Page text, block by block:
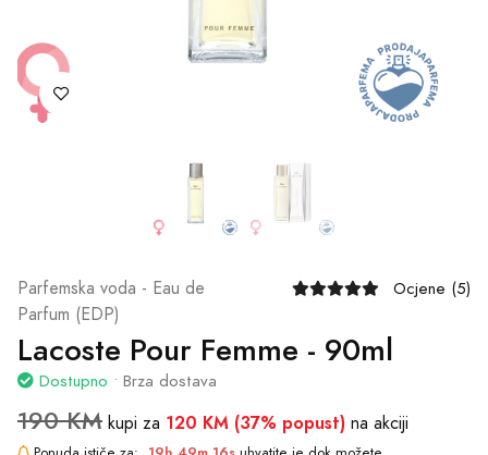
Parfemska voda - Eau de
Parfum (EDP)
Ocjene (5)
Lacoste Pour Femme - 90ml
Dostupno • Brza dostava
190 KM kupi za 120 KM (37% popust) na akciji